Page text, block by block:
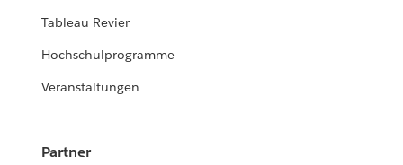
Tableau Revier
Hochschulprogramme
Veranstaltungen
Partner